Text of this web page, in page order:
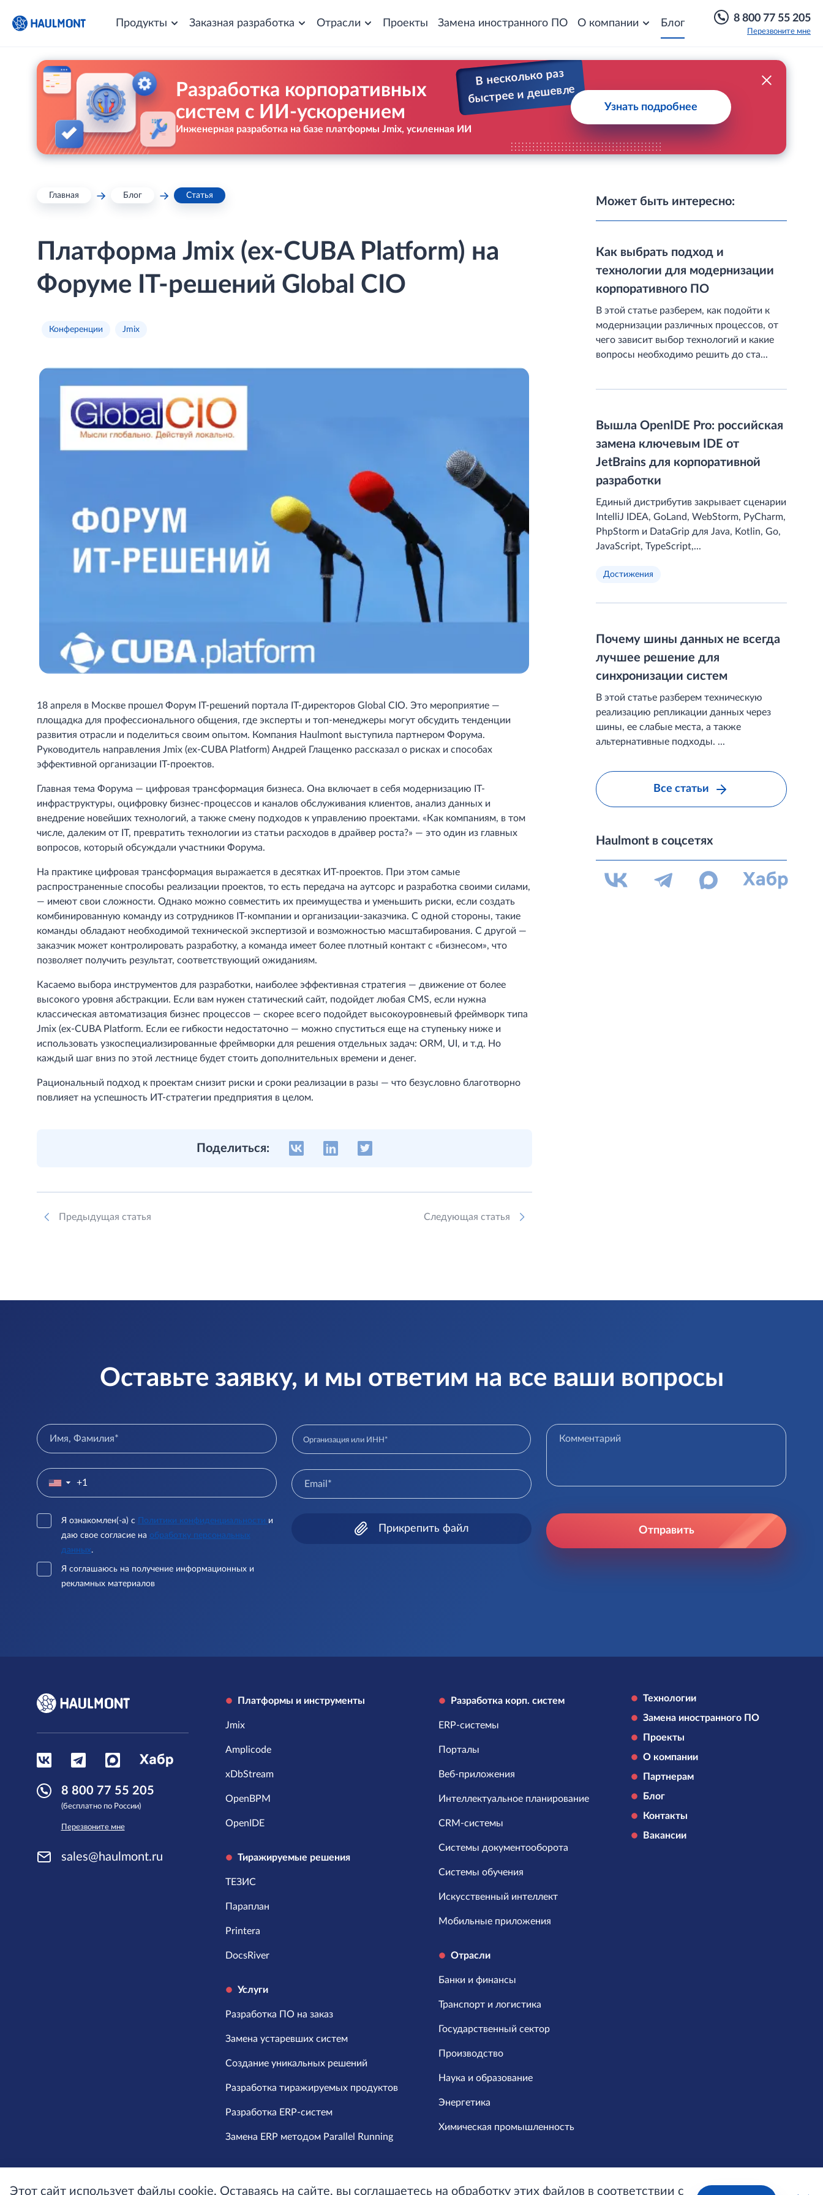
Продукты Заказная разработка Отрасли Проекты Замена иностранного ПО О компании Блог 8 800 77 55 205
Перезвоните мне
В несколько раз
быстрее и дешевле
Разработка корпоративных
систем с ИИ-ускорением
Инженерная разработка на базе платформы Jmix, усиленная ИИ
Узнать подробнее
Главная Блог Статья
Платформа Jmix (ex-CUBA Platform) на
Форуме IT-решений Global CIO
Конференции Jmix
18 апреля в Москве прошел Форум IT-решений портала IT-директоров Global CIO. Это мероприятие —
площадка для профессионального общения, где эксперты и топ-менеджеры могут обсудить тенденции
развития отрасли и поделиться своим опытом. Компания Haulmont выступила партнером Форума.
Руководитель направления Jmix (ex-CUBA Platform) Андрей Глащенко рассказал о рисках и способах
эффективной организации IT-проектов.
Главная тема Форума — цифровая трансформация бизнеса. Она включает в себя модернизацию IT-
инфраструктуры, оцифровку бизнес-процессов и каналов обслуживания клиентов, анализ данных и
внедрение новейших технологий, а также смену подходов к управлению проектами. «Как компаниям, в том
числе, далеким от IT, превратить технологии из статьи расходов в драйвер роста?» — это один из главных
вопросов, который обсуждали участники Форума.
На практике цифровая трансформация выражается в десятках ИТ-проектов. При этом самые
распространенные способы реализации проектов, то есть передача на аутсорс и разработка своими силами,
— имеют свои сложности. Однако можно совместить их преимущества и уменьшить риски, если создать
комбинированную команду из сотрудников IT-компании и организации-заказчика. С одной стороны, такие
команды обладают необходимой технической экспертизой и возможностью масштабирования. С другой —
заказчик может контролировать разработку, а команда имеет более плотный контакт с «бизнесом», что
позволяет получить результат, соответствующий ожиданиям.
Касаемо выбора инструментов для разработки, наиболее эффективная стратегия — движение от более
высокого уровня абстракции. Если вам нужен статический сайт, подойдет любая CMS, если нужна
классическая автоматизация бизнес процессов — скорее всего подойдет высокоуровневый фреймворк типа
Jmix (ex-CUBA Platform. Если ее гибкости недостаточно — можно спуститься еще на ступеньку ниже и
использовать узкоспециализированные фреймворки для решения отдельных задач: ORM, UI, и т.д. Но
каждый шаг вниз по этой лестнице будет стоить дополнительных времени и денег.
Рациональный подход к проектам снизит риски и сроки реализации в разы — что безусловно благотворно
повлияет на успешность ИТ-стратегии предприятия в целом.
Поделиться:
Предыдущая статья Следующая статья
Может быть интересно:
Как выбрать подход и
технологии для модернизации
корпоративного ПО
В этой статье разберем, как подойти к
модернизации различных процессов, от
чего зависит выбор технологий и какие
вопросы необходимо решить до ста...
Вышла OpenIDE Pro: российская
замена ключевым IDE от
JetBrains для корпоративной
разработки
Единый дистрибутив закрывает сценарии
IntelliJ IDEA, GoLand, WebStorm, PyCharm,
PhpStorm и DataGrip для Java, Kotlin, Go,
JavaScript, TypeScript,...
Достижения
Почему шины данных не всегда
лучшее решение для
синхронизации систем
В этой статье разберем техническую
реализацию репликации данных через
шины, ее слабые места, а также
альтернативные подходы. ...
Все статьи
Haulmont в соцсетях
Оставьте заявку, и мы ответим на все ваши вопросы
▼
Я ознакомлен(-а) с Политики конфиденциальности и
даю свое согласие на обработку персональных
данных.
Я соглашаюсь на получение информационных и
рекламных материалов
Прикрепить файл Отправить
8 800 77 55 205
(бесплатно по России)
Перезвоните мне
sales@haulmont.ru
Платформы и инструменты
Jmix
Amplicode
xDbStream
OpenBPM
OpenIDE
Тиражируемые решения
ТЕЗИС
Параплан
Printera
DocsRiver
Услуги
Разработка ПО на заказ
Замена устаревших систем
Создание уникальных решений
Разработка тиражируемых продуктов
Разработка ERP-систем
Замена ERP методом Parallel Running
Разработка корп. систем
ERP-системы
Порталы
Веб-приложения
Интеллектуальное планирование
CRM-системы
Системы документооборота
Системы обучения
Искусственный интеллект
Мобильные приложения
Отрасли
Банки и финансы
Транспорт и логистика
Государственный сектор
Производство
Наука и образование
Энергетика
Химическая промышленность
Технологии
Замена иностранного ПО
Проекты
О компании
Партнерам
Блог
Контакты
Вакансии
Этот сайт использует файлы cookie. Оставаясь на сайте, вы соглашаетесь на обработку этих файлов в соответствии с